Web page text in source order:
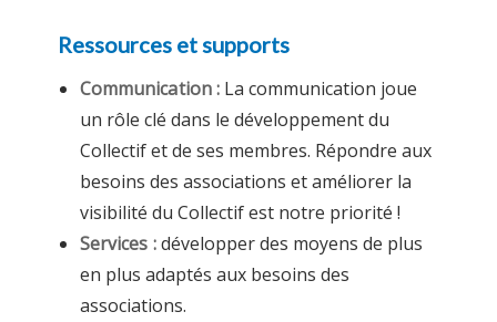
Ressources et supports
Communication : La communication joue
un rôle clé dans le développement du
Collectif et de ses membres. Répondre aux
besoins des associations et améliorer la
visibilité du Collectif est notre priorité !
Services :développer des moyens de plus
en plus adaptés aux besoins des
associations.